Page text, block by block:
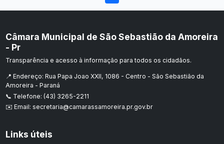
Câmara Municipal de São Sebastião da Amoreira
- Pr
Transparência e acesso à informação para todos os cidadãos.
📍 Endereço: Rua Papa Joao XXII, 1086 - Centro - São Sebastião da
Amoreira - Paraná
📞 Telefone: (43) 3265-2211
✉️ Email: secretaria@camarassamoreira.pr.gov.br
Links úteis